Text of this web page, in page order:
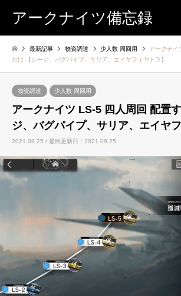
アークナイツ備忘録
最新記事 物資調達 少人数 周回用
アークナイ
だけ 【シージ、バグパイプ、サリア、エイヤフィヤトラ】
物資調達 少人数 周回用
アークナイツ LS-5 四人周回 配置
ジ、バグパイプ、サリア、エイヤフ
2021.09.25 / 最終更新日：2021.09.25